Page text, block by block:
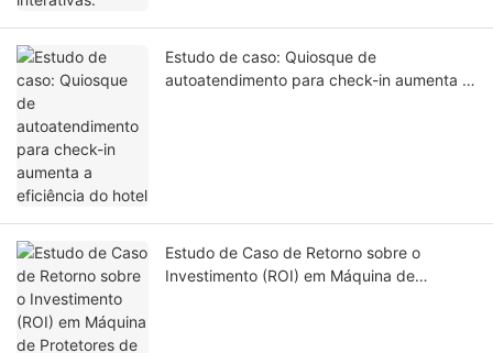
Estudo de caso: Quiosque de
autoatendimento para check-in aumenta a
Estudo de Caso de Retorno sobre o
Investimento (ROI) em Máquina de